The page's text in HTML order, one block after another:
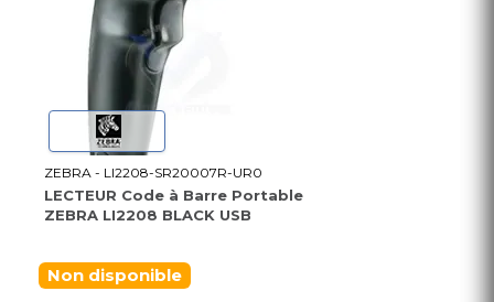
ZEBRA - LI2208-SR20007R-UR0
LECTEUR Code à Barre Portable
ZEBRA LI2208 BLACK USB
Non disponible